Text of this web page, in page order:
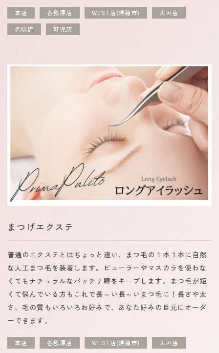
本店 各務原店 WEST店(瑞穂市)
大垣店
名駅店
可児店
まつげエクステ
普通のエクステとはちょっと違い、まつ毛の１本１本に自然
な人工まつ毛を装着します。ビューラーやマスカラを使わな
くてもナチュラルなパッチリ瞳をキープします。まつ毛が短
くて悩んでいる方もこれで長～い長～いまつ毛に！長さや太
さ、毛の質もいろいろお好みで、あなた好みの目元にオーダ
ーできます。
本店 各務原店 WEST店(瑞穂市) 大垣店